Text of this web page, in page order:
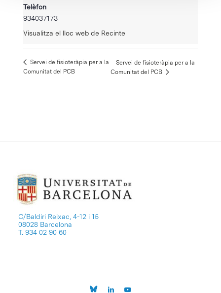
Telèfon
934037173
Visualitza el lloc web de Recinte
Servei de fisioteràpia per a la
Comunitat del PCB
Servei de fisioteràpia per a la
Comunitat del PCB
C/Baldiri Reixac, 4-12 i 15
08028 Barcelona
T. 934 02 90 60